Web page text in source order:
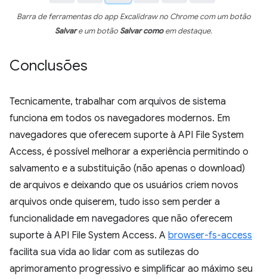
Barra de ferramentas do app Excalidraw no Chrome com um botão
Salvare um botão Salvar comoem destaque.
Conclusões
Tecnicamente, trabalhar com arquivos de sistema
funciona em todos os navegadores modernos. Em
navegadores que oferecem suporte à API File System
Access, é possível melhorar a experiência permitindo o
salvamento e a substituição (não apenas o download)
de arquivos e deixando que os usuários criem novos
arquivos onde quiserem, tudo isso sem perder a
funcionalidade em navegadores que não oferecem
suporte à API File System Access. A browser-fs-access
facilita sua vida ao lidar com as sutilezas do
aprimoramento progressivo e simplificar ao máximo seu